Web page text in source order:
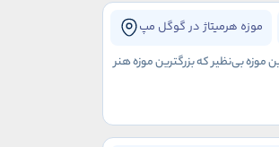
موزه هرمیتاژ در گوگل مپ
بی‌نظیر که بزرگترین موزه هنر